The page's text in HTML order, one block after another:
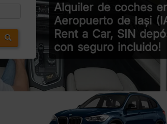
Alquiler de coches
Aeropuerto de Iași
Rent a Car, SIN
con seguro incluido!